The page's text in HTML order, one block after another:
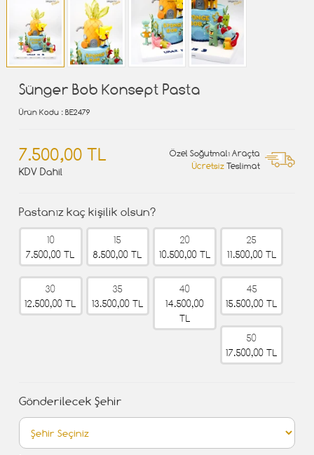
Sünger Bob Konsept Pasta
Ürün Kodu : BE2479
7.500,00 TL
KDV Dahil
Özel Soğutmalı Araçta
Ücretsiz Teslimat
Pastanız kaç kişilik olsun?
10
7.500,00 TL
15
8.500,00 TL
20
10.500,00 TL
25
11.500,00 TL
30
12.500,00 TL
35
13.500,00 TL
40
14.500,00
TL
45
15.500,00 TL
50
17.500,00 TL
Gönderilecek Şehir